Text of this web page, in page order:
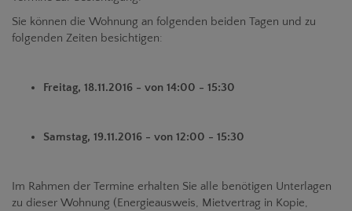
Sie können die Wohnung an folgenden beiden Tagen und zu
folgenden Zeiten besichtigen:
Freitag, 18.11.2016 - von 14:00 - 15:30
Samstag, 19.11.2016 - von 12:00 - 15:30
Im Rahmen der Termine erhalten Sie alle benötigen Unterlagen
zu dieser Wohnung (Energieausweis, Mietvertrag in Kopie,